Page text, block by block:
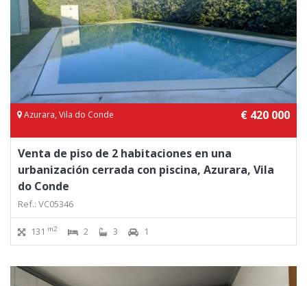
Azurara, Vila do Conde € 420 000
Venta de piso de 2 habitaciones en una
urbanización cerrada con piscina, Azurara, Vila
do Conde
Ref.: VC05346
131 m2 2 3 1